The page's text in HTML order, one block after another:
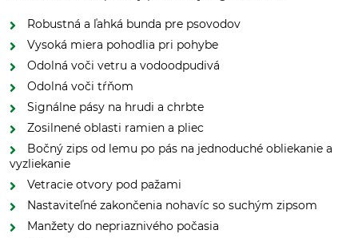
Robustná a ľahká bunda pre psovodov
Vysoká miera pohodlia pri pohybe
Odolná voči vetru a vodoodpudivá
Odolná voči tŕňom
Signálne pásy na hrudi a chrbte
Zosilnené oblasti ramien a pliec
Bočný zips od lemu po pás na jednoduché obliekanie a
vyzliekanie
Vetracie otvory pod pažami
Nastaviteľné zakončenia nohavíc so suchým zipsom
Manžety do nepriaznivého počasia